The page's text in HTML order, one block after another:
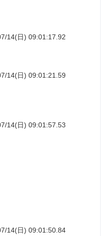
14(日) 09:01:17.92
14(日) 09:01:21.59
14(日) 09:01:57.53
14(日) 09:01:50.84